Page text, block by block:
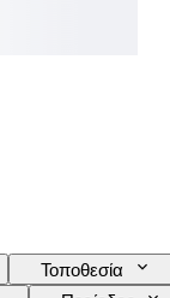
Τοποθεσία